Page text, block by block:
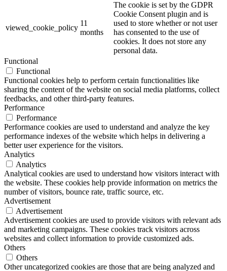
viewed_cookie_policy
11
months
The cookie is set by the GDPR
Cookie Consent plugin and is
used to store whether or not user
has consented to the use of
cookies. It does not store any
personal data.
Functional
Functional
Functional cookies help to perform certain functionalities like
sharing the content of the website on social media platforms, collect
feedbacks, and other third-party features.
Performance
Performance
Performance cookies are used to understand and analyze the key
performance indexes of the website which helps in delivering a
better user experience for the visitors.
Analytics
Analytics
Analytical cookies are used to understand how visitors interact with
the website. These cookies help provide information on metrics the
number of visitors, bounce rate, traffic source, etc.
Advertisement
Advertisement
Advertisement cookies are used to provide visitors with relevant ads
and marketing campaigns. These cookies track visitors across
websites and collect information to provide customized ads.
Others
Others
Other uncategorized cookies are those that are being analyzed and